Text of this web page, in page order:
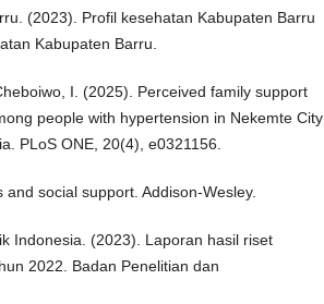
(2023). Profil kesehatan Kabupaten Barru
Kabupaten Barru.
I. (2025). Perceived family support
people with hypertension in Nekemte City
PLoS ONE, 20(4), e0321156.
social support. Addison-Wesley.
Indonesia. (2023). Laporan hasil riset
2022. Badan Penelitian dan